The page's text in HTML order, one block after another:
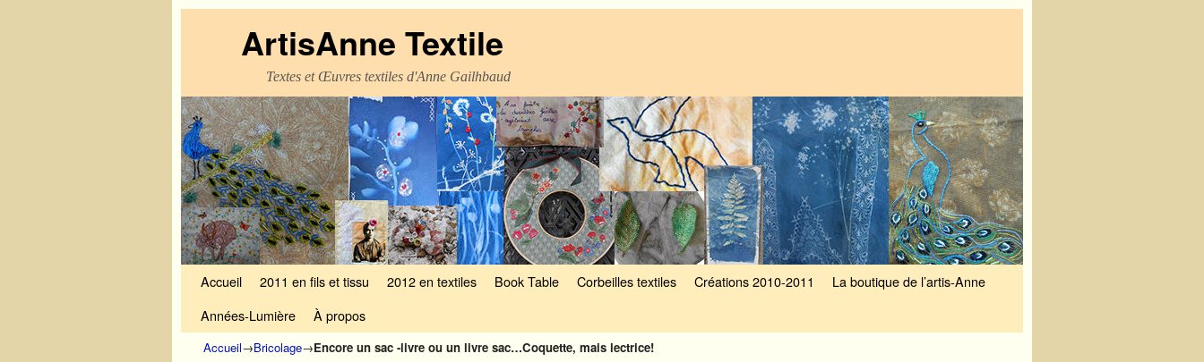
ArtisAnne Textile
Textes et Œuvres textiles d'Anne Gailhbaud
Accueil 2011 en fils et tissu 2012 en textiles Book Table Corbeilles textiles Créations 2010-2011
La boutique de l’artis-Anne
Années-Lumière
À propos
Accueil→Bricolage→Encore un sac -livre ou un livre sac…Coquette, mais lectrice!